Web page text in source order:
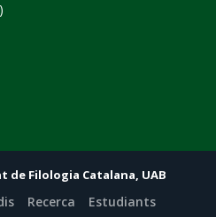
de Filologia Catalana, UAB
Recerca
Estudiants